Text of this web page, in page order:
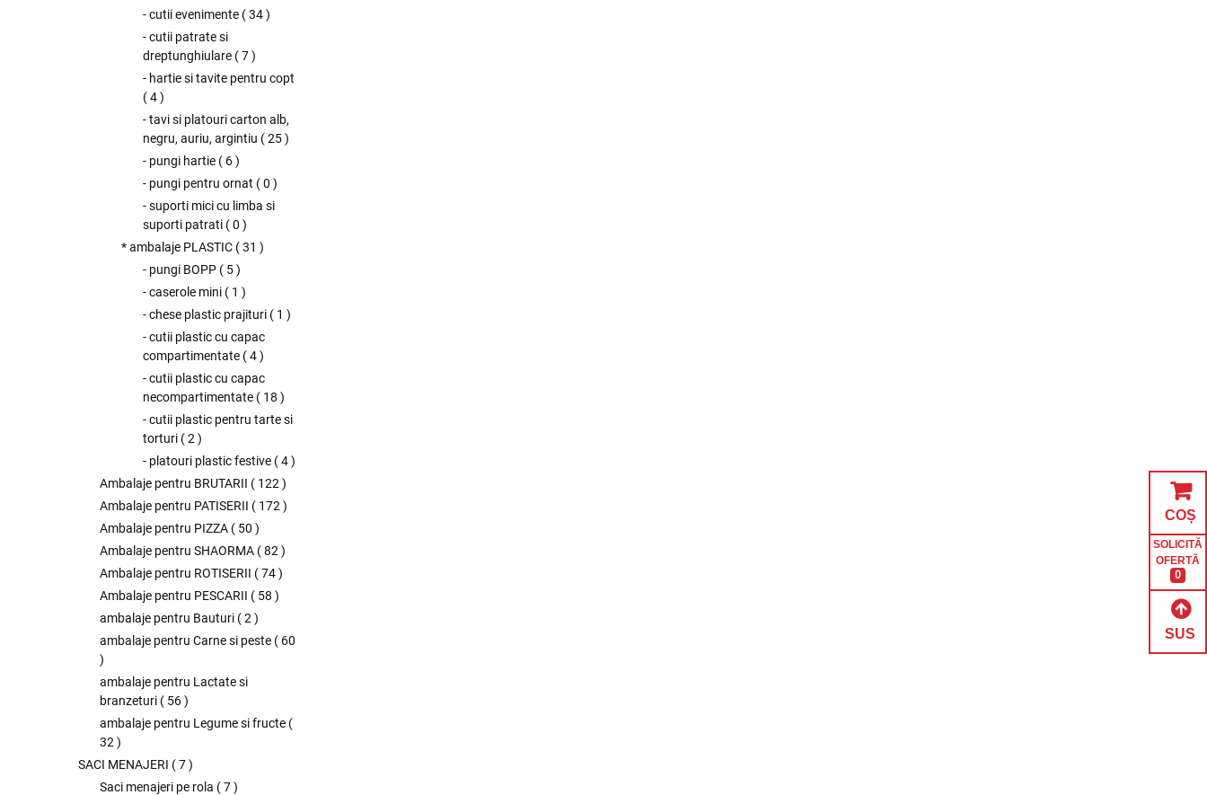
- cutii evenimente (34)
- cutii patrate si
dreptunghiulare (7)
- hartie si tavite pentru copt
(4)
- tavi si platouri carton alb,
negru, auriu, argintiu (25)
- pungi hartie ( 6)
- pungi pentru ornat (0 )
- suporti mici cu limba si
suporti patrati (0 )
* ambalaje PLASTIC (31 )
- pungi BOPP ( 5)
- caserole mini ( 1 )
- chese plastic prajituri ( 1 )
- cutii plastic cu capac
compartimentate (4)
- cutii plastic cu capac
necompartimentate ( 18 )
- cutii plastic pentru tarte si
torturi (2 )
- platouri plastic festive (4)
Ambalaje pentru BRUTARII ( 122 )
Ambalaje pentru PATISERII ( 172 )
Ambalaje pentru PIZZA ( 50 )
Ambalaje pentru SHAORMA (82 )
Ambalaje pentru ROTISERII (74)
Ambalaje pentru PESCARII ( 58 )
ambalaje pentru Bauturi (2 )
ambalaje pentru Carne si peste ( 60
)
ambalaje pentru Lactate si
branzeturi ( 56)
ambalaje pentru Legume si fructe (
32 )
SACI MENAJERI (7)
Saci menajeri pe rola (7)
COȘ
SOLICITĂ
OFERTĂ
0
SUS